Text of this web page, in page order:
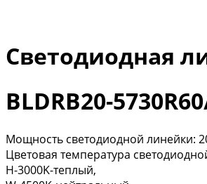
Светодиодная
BLDRB20-
Мощность светодиодной линейки:
Цветовая температура
H-3000K-теплый,